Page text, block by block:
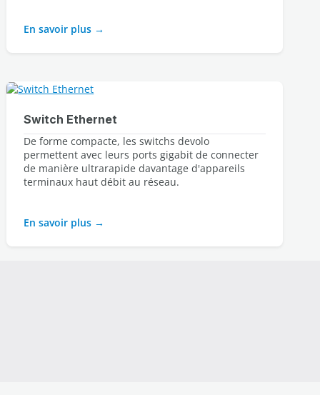
En savoir plus
Switch Ethernet
De forme compacte, les switchs devolo
permettent avec leurs ports gigabit de connecter
de manière ultrarapide davantage d'appareils
terminaux haut débit au réseau.
En savoir plus